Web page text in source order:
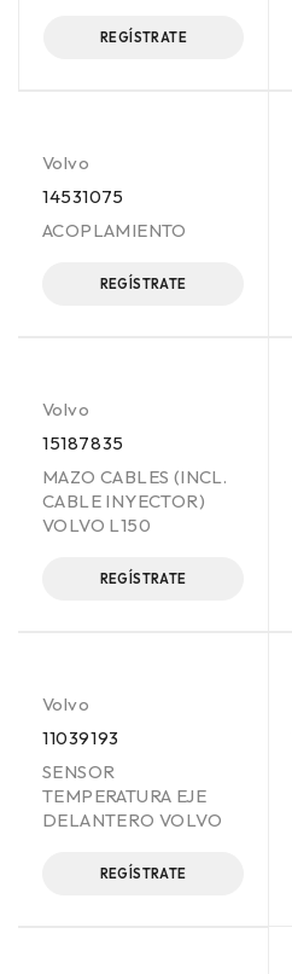
REGÍSTRATE
Volvo
14531075
ACOPLAMIENTO
REGÍSTRATE
Volvo
15187835
MAZO CABLES (INCL.
CABLE INYECTOR)
VOLVO L150
REGÍSTRATE
Volvo
11039193
SENSOR
TEMPERATURA EJE
DELANTERO VOLVO
REGÍSTRATE